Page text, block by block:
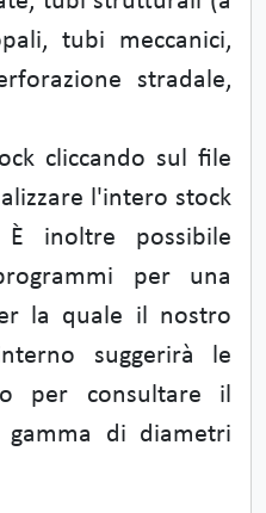
tubi meccanici,
stradale,
cliccando sul file
l'intero stock
inoltre possibile
per una
la quale il nostro
suggerirà le
per consultare il
di diametri